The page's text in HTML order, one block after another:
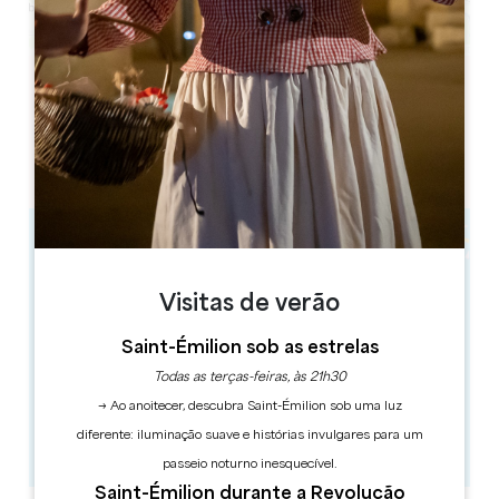
Leaflet
Salle Le Sully
33230 - Coutras
Visitas de verão
Saint-Émilion sob as estrelas
Todas as terças-feiras, às 21h30
→ Ao anoitecer, descubra Saint-Émilion sob uma luz
diferente: iluminação suave e histórias invulgares para um
passeio noturno inesquecível.
Saint-Émilion durante a Revolução